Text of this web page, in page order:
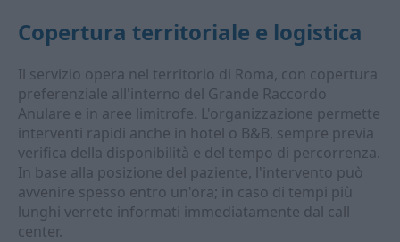
Copertura territoriale e logistica
Il servizio opera nel territorio di Roma, con copertura
preferenziale all'interno del Grande Raccordo
Anulare e in aree limitrofe. L'organizzazione permette
interventi rapidi anche in hotel o B&B, sempre previa
verifica della disponibilità e del tempo di percorrenza.
In base alla posizione del paziente, l'intervento può
avvenire spesso entro un'ora; in caso di tempi più
lunghi verrete informati immediatamente dal call
center.